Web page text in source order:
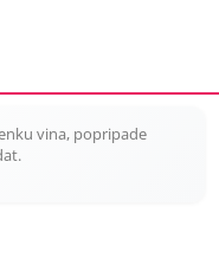
vina, popripade